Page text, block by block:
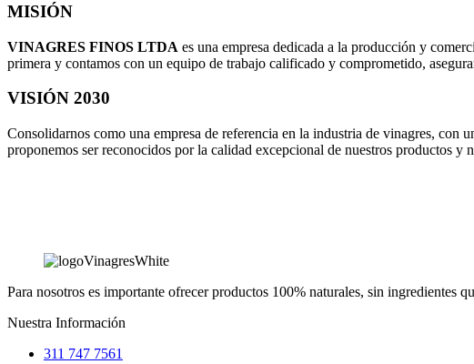
MISIÓN
VINAGRES FINOS LTDA es una empresa dedicada a la producción y
primera y contamos con un equipo de trabajo calificado y comprometido,
VISIÓN 2030
Consolidarnos como una empresa de referencia en la industria de vinagres, con
proponemos ser reconocidos por la calidad excepcional de nuestros productos y
Para nosotros es importante ofrecer productos 100% naturales, sin ingredientes
Nuestra Información
311 747 7561